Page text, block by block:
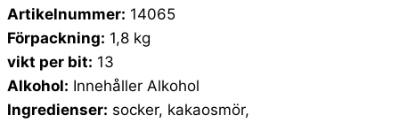
Artikelnummer: 14065
Förpackning: 1,8 kg
vikt per bit: 13
Alkohol: Innehåller Alkohol
Ingredienser: socker, kakaosmör,